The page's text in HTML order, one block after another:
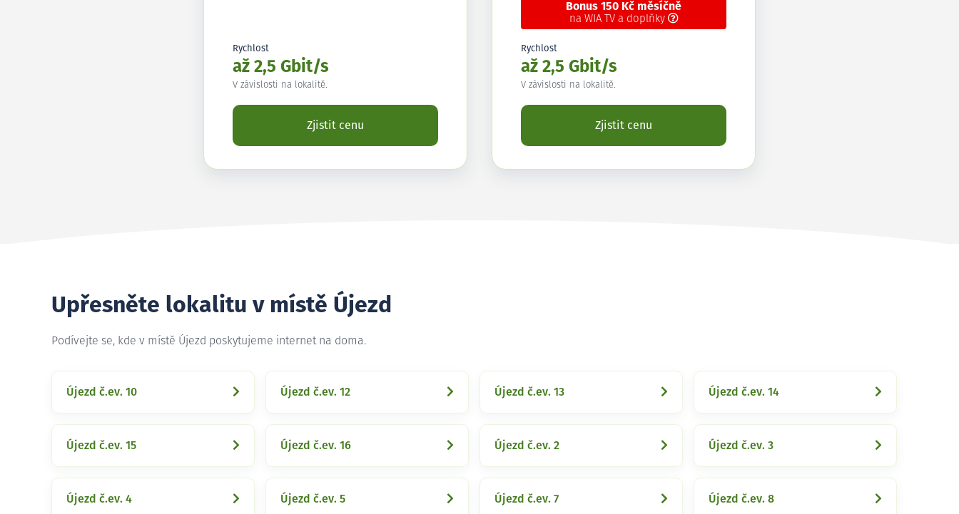
Rychlost
až 2,5 Gbit/s
V závislosti na lokalitě.
Zjistit cenu
Bonus 150 Kč měsíčně
na WIA TV a doplňky
Rychlost
až 2,5 Gbit/s
V závislosti na lokalitě.
Zjistit cenu
Upřesněte lokalitu v místě Újezd
Podívejte se, kde v místě Újezd poskytujeme internet na doma.
Újezd č.ev. 10 Újezd č.ev. 12 Újezd č.ev. 13 Újezd č.ev. 14
Újezd č.ev. 15 Újezd č.ev. 16 Újezd č.ev. 2 Újezd č.ev. 3
Újezd č.ev. 4 Újezd č.ev. 5 Újezd č.ev. 7 Újezd č.ev. 8